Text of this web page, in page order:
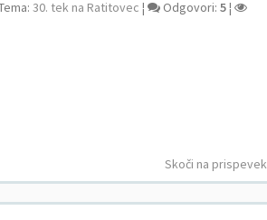
30. tek na Ratitovec ¦ Odgovori: 5¦
Skoči na prispevek